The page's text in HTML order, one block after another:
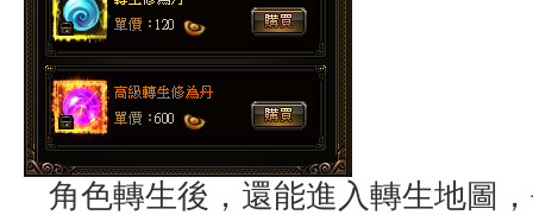
角色轉生後，還能進入轉生地圖